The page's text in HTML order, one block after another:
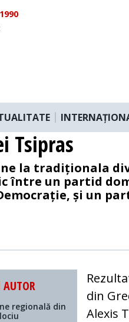
Tsipras
la tradiționala
între un partid
și un
AUTOR
regională din
din
Alexis